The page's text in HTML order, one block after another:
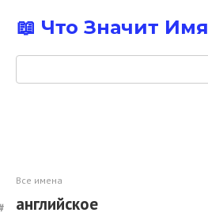
контенту
📖 Что Значит Имя
Поиск:
Все имена
английское